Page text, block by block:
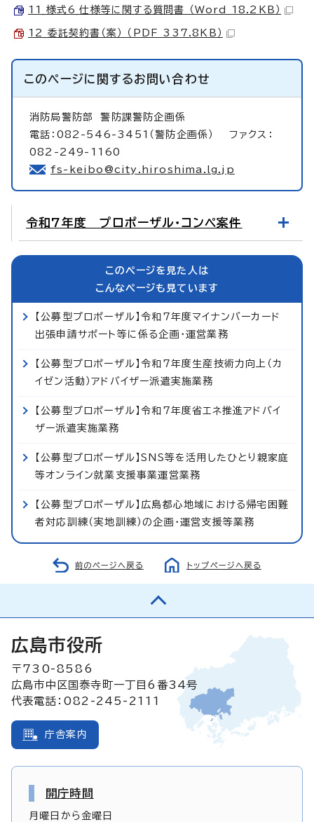
11_様式6_仕様等に関する質問書 （Word 18.2KB）
12_委託契約書（案） （PDF 337.8KB）
このページに関するお問い合わせ
消防局警防部警防課警防企画係
電話：082-546-3451（警防企画係） ファクス：
082-249-1160
fs-keibo@city.hiroshima.lg.jp
令和7年度 プロポーザル・コンペ案件
このページを見た人は
こんなページも見ています
【公募型プロポーザル】令和7年度マイナンバーカード
出張申請サポート等に係る企画・運営業務
【公募型プロポーザル】令和7年度生産技術力向上（カ
イゼン活動）アドバイザー派遣実施業務
【公募型プロポーザル】令和7年度省エネ推進アドバイ
ザー派遣実施業務
【公募型プロポーザル】SNS等を活用したひとり親家庭
等オンライン就業支援事業運営業務
【公募型プロポーザル】広島都心地域における帰宅困難
者対応訓練（実地訓練）の企画・運営支援等業務
前のページへ戻る トップページへ戻る
広島市役所
〒730-8586
広島市中区国泰寺町一丁目6番34号
代表電話：082-245-2111
庁舎案内
開庁時間
月曜日から金曜日